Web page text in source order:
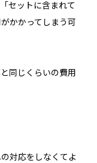
セットに含まれて
かかってしまう可
同じくらいの費用
対応をしなくてよ